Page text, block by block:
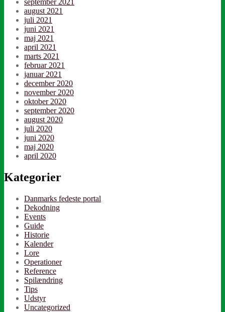
september 2021
august 2021
juli 2021
juni 2021
maj 2021
april 2021
marts 2021
februar 2021
januar 2021
december 2020
november 2020
oktober 2020
september 2020
august 2020
juli 2020
juni 2020
maj 2020
april 2020
Kategorier
Danmarks fedeste portal
Dekodning
Events
Guide
Historie
Kalender
Lore
Operationer
Reference
Spilændring
Tips
Udstyr
Uncategorized